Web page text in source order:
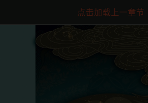
点击加载上一章节